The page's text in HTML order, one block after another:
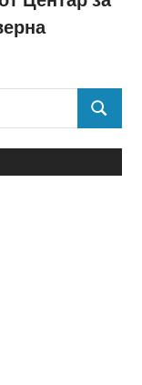
SEARCH